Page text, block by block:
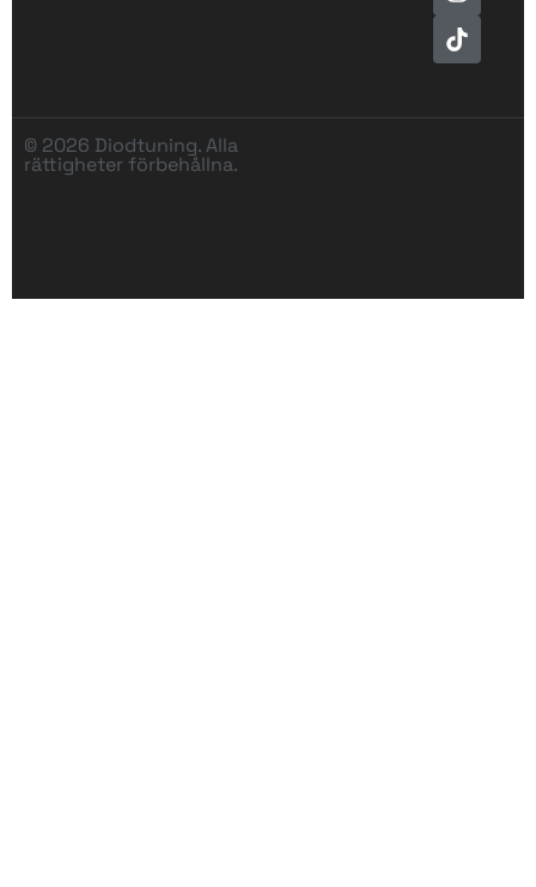
© 2026 Diodtuning. Alla
rättigheter förbehållna.